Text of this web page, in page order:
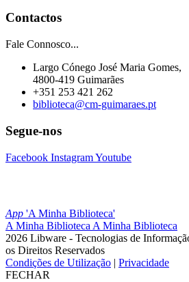
Contactos
Fale Connosco...
Largo Cónego José Maria Gomes,
4800-419 Guimarães
+351 253 421 262
biblioteca@cm-guimaraes.pt
Segue-nos
Facebook InstagramYoutube
App 'A Minha Biblioteca'
A Minha Biblioteca A Minha Biblioteca
2026 Libware - Tecnologias de
os Direitos Reservados
Condições de Utilização | Privacidade
FECHAR